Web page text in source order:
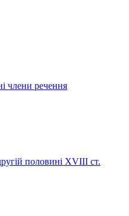
члени речення
половині ХVІІІ ст.